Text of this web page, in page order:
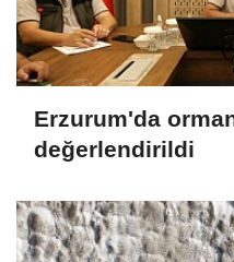
Erzurum'da
değerlendirildi